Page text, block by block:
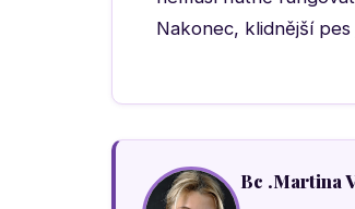
Nakonec, klidnější
Bc .Martina